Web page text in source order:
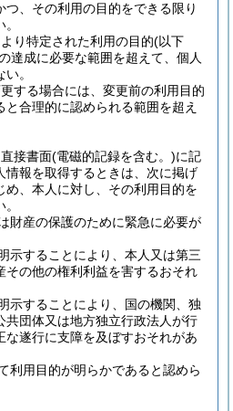
、その利用の目的をできる限り
り特定された利用の目的(以下
達成に必要な範囲を超えて、個人
。
する場合には、変更前の利用目的
と合理的に認められる範囲を超え
接書面(電磁的記録を含む。)に記
情報を取得するときは、次に掲げ
め、本人に対し、その利用目的を
財産の保護のために緊急に必要が
示することにより、本人又は第三
その他の権利利益を害するおそれ
示することにより、国の機関、独
共団体又は地方独立行政法人が行
な遂行に支障を及ぼすおそれがあ
利用目的が明らかであると認めら